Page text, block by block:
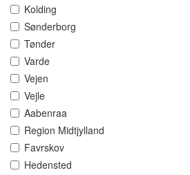
Kolding
Sønderborg
Tønder
Varde
Vejen
Vejle
Aabenraa
Region Midtjylland
Favrskov
Hedensted